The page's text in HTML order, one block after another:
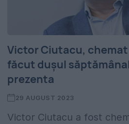
Victor Ciutacu,
făcut dușul
prezenta
29 AUGUST 2023
Victor Ciutacu a fost